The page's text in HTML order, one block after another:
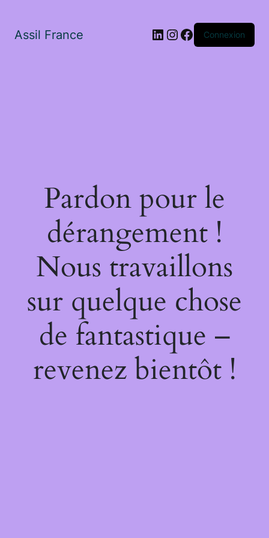
Assil France LinkedIn
Instagram
Facebook
Connexion
Pardon pour le
dérangement !
Nous travaillons
sur quelque chose
de fantastique –
revenez bientôt !